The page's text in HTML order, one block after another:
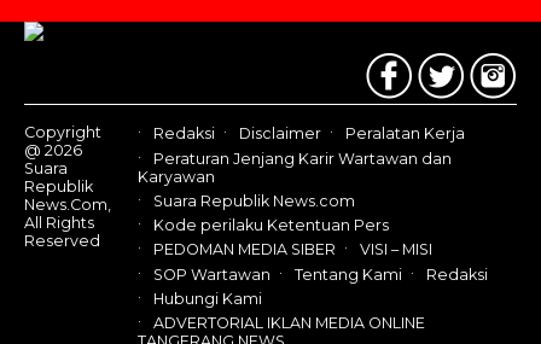
Us
Copyright
@ 2026
Suara
Republik
News.Com,
All Rights
Reserved
Redaksi Disclaimer
Peralatan Kerja
Peraturan Jenjang Karir Wartawan dan
Karyawan
Suara Republik News.com
Kode perilaku Ketentuan Pers
PEDOMAN MEDIA SIBER
VISI – MISI
SOP Wartawan
Tentang Kami
Redaksi
Hubungi Kami
ADVERTORIAL IKLAN MEDIA ONLINE